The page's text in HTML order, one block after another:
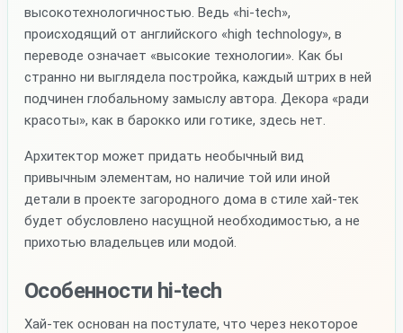
высокотехнологичностью. Ведь «hi-tech»,
происходящий от английского «high technology», в
переводе означает «высокие технологии». Как бы
странно ни выглядела постройка, каждый штрих в ней
подчинен глобальному замыслу автора. Декора «ради
красоты», как в барокко или готике, здесь нет.
Архитектор может придать необычный вид
привычным элементам, но наличие той или иной
детали в проекте загородного дома в стиле хай-тек
будет обусловлено насущной необходимостью, а не
прихотью владельцев или модой.
Особенности hi-tech
Хай-тек основан на постулате, что через некоторое